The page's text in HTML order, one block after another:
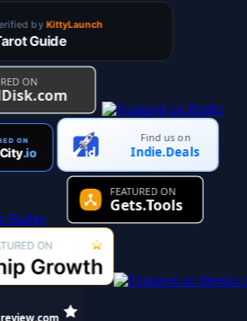
Find us on
Indie.Deals